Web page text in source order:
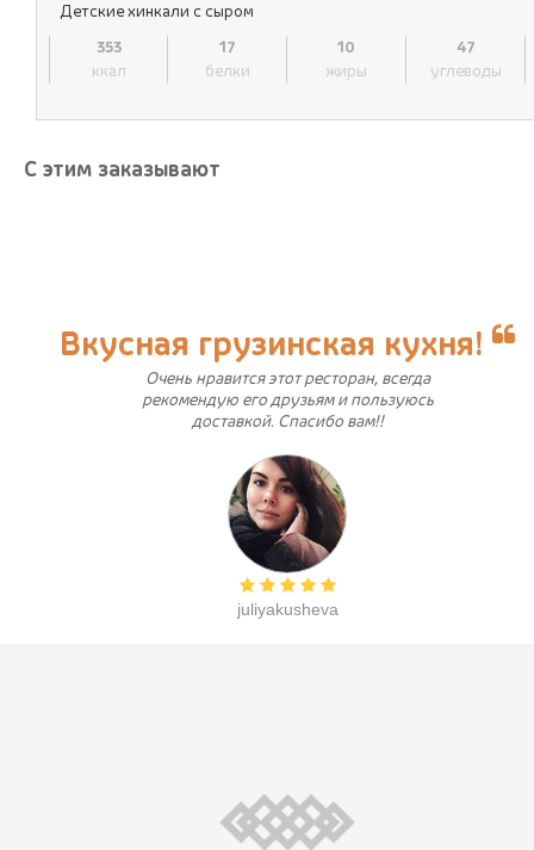
Детские хинкали с сыром
353
ккал
17
белки
10
жиры
47
углеводы
С этим заказывают
Вкусная грузинская кухня!
Очень нравится этот ресторан, всегда
рекомендую его друзьям и пользуюсь
доставкой. Спасибо вам!!
juliyakusheva